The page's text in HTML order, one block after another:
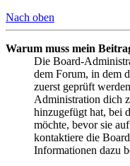
Nach oben
Warum muss mein
Die Board-
dem Forum, in dem
zuerst geprüft
Administration dich
hinzugefügt hat, bei
möchte, bevor sie
kontaktiere die
Informationen dazu